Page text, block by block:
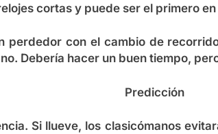
cortas y puede ser el primero
perdedor con el cambio de
Debería hacer un buen tiempo,
Predicción
Si llueve, los clasicómanos